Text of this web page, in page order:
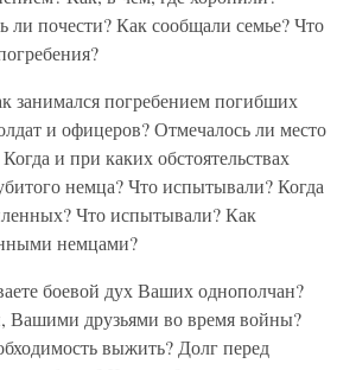
ли почести? Как сообщали семье? Что
занимался погребением погибших
и офицеров? Отмечалось ли место
и при каких обстоятельствах
немца? Что испытывали? Когда
Что испытывали? Как
немцами?
боевой дух Ваших однополчан?
Вашими друзьями во время войны?
выжить? Долг перед